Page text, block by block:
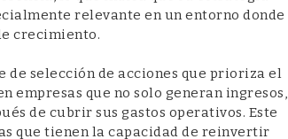
relevante en un entorno donde
crecimiento.
de selección de acciones que prioriza el
empresas que no solo generan ingresos,
de cubrir sus gastos operativos. Este
que tienen la capacidad de reinvertir